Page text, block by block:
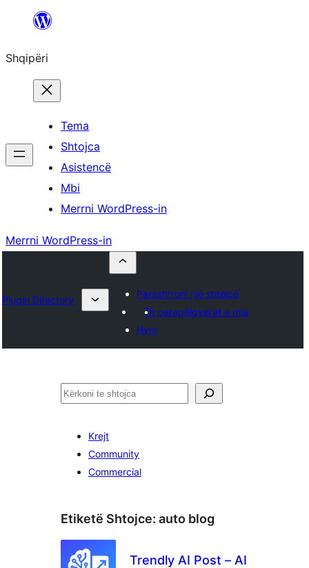
Hidhu
lënda
Shqipëri
Tema
Shtojca
Asistencë
Mbi
Merrni WordPress-in
Merrni WordPress-in
Plugin Directory
Parashtroni një shtojcë
Të parapëlqyerat e mia
Hyni
Kërko
Krejt
Community
Commercial
Etiketë Shtojce: auto blog
Trendly AI Post – AI